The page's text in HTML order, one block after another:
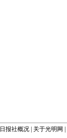
报社概况 关于光明网